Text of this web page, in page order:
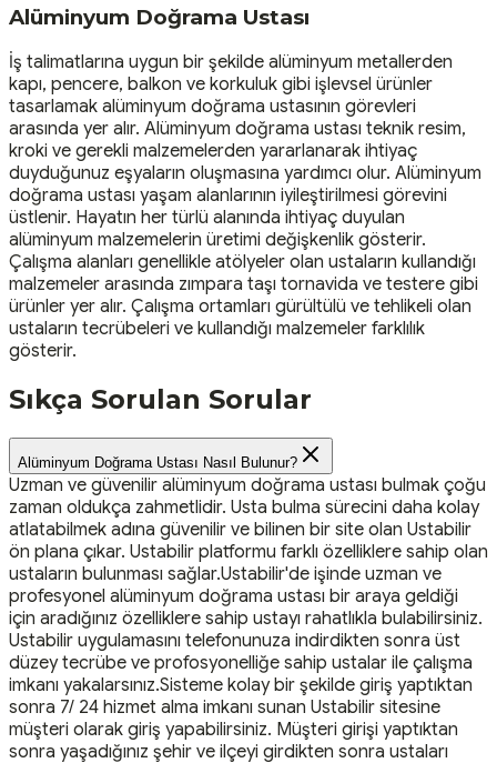
Alüminyum Doğrama Ustası
İş talimatlarına uygun bir şekilde alüminyum metallerden
kapı, pencere, balkon ve korkuluk gibi işlevsel ürünler
tasarlamak alüminyum doğrama ustasının görevleri
arasında yer alır. Alüminyum doğrama ustası teknik resim,
kroki ve gerekli malzemelerden yararlanarak ihtiyaç
duyduğunuz eşyaların oluşmasına yardımcı olur. Alüminyum
doğrama ustası yaşam alanlarının iyileştirilmesi görevini
üstlenir. Hayatın her türlü alanında ihtiyaç duyulan
alüminyum malzemelerin üretimi değişkenlik gösterir.
Çalışma alanları genellikle atölyeler olan ustaların kullandığı
malzemeler arasında zımpara taşı tornavida ve testere gibi
ürünler yer alır. Çalışma ortamları gürültülü ve tehlikeli olan
ustaların tecrübeleri ve kullandığı malzemeler farklılık
gösterir.
Sıkça Sorulan Sorular
Alüminyum Doğrama Ustası Nasıl Bulunur?
Uzman ve güvenilir alüminyum doğrama ustası bulmak çoğu
zaman oldukça zahmetlidir. Usta bulma sürecini daha kolay
atlatabilmek adına güvenilir ve bilinen bir site olan Ustabilir
ön plana çıkar. Ustabilir platformu farklı özelliklere sahip olan
ustaların bulunması sağlar.Ustabilir'de işinde uzman ve
profesyonel alüminyum doğrama ustası bir araya geldiği
için aradığınız özelliklere sahip ustayı rahatlıkla bulabilirsiniz.
Ustabilir uygulamasını telefonunuza indirdikten sonra üst
düzey tecrübe ve profosyonelliğe sahip ustalar ile çalışma
imkanı yakalarsınız.Sisteme kolay bir şekilde giriş yaptıktan
sonra 7/ 24 hizmet alma imkanı sunan Ustabilir sitesine
müşteri olarak giriş yapabilirsiniz. Müşteri girişi yaptıktan
sonra yaşadığınız şehir ve ilçeyi girdikten sonra ustaları